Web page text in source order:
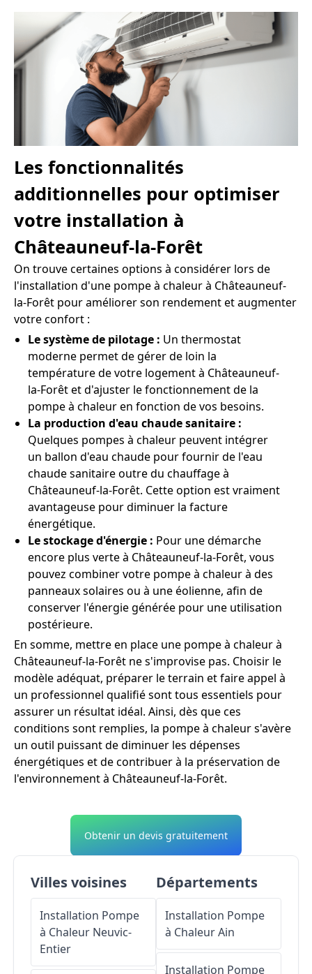
Les fonctionnalités
additionnelles pour optimiser
votre installation à
Châteauneuf-la-Forêt
On trouve certaines options à considérer lors de
l'installation d'une pompe à chaleur à Châteauneuf-
la-Forêt pour améliorer son rendement et augmenter
votre confort :
Le système de pilotage : Un thermostat
moderne permet de gérer de loin la
température de votre logement à Châteauneuf-
la-Forêt et d'ajuster le fonctionnement de la
pompe à chaleur en fonction de vos besoins.
La production d'eau chaude sanitaire :
Quelques pompes à chaleur peuvent intégrer
un ballon d'eau chaude pour fournir de l'eau
chaude sanitaire outre du chauffage à
Châteauneuf-la-Forêt. Cette option est vraiment
avantageuse pour diminuer la facture
énergétique.
Le stockage d'énergie : Pour une démarche
encore plus verte à Châteauneuf-la-Forêt, vous
pouvez combiner votre pompe à chaleur à des
panneaux solaires ou à une éolienne, afin de
conserver l'énergie générée pour une utilisation
postérieure.
En somme, mettre en place une pompe à chaleur à
Châteauneuf-la-Forêt ne s'improvise pas. Choisir le
modèle adéquat, préparer le terrain et faire appel à
un professionnel qualifié sont tous essentiels pour
assurer un résultat idéal. Ainsi, dès que ces
conditions sont remplies, la pompe à chaleur s'avère
un outil puissant de diminuer les dépenses
énergétiques et de contribuer à la préservation de
l'environnement à Châteauneuf-la-Forêt.
Obtenir un devis gratuitement
Villes voisines
Installation Pompe
à Chaleur Neuvic-
Entier
Départements
Installation Pompe
à ChaleurAin
Installation Pompe